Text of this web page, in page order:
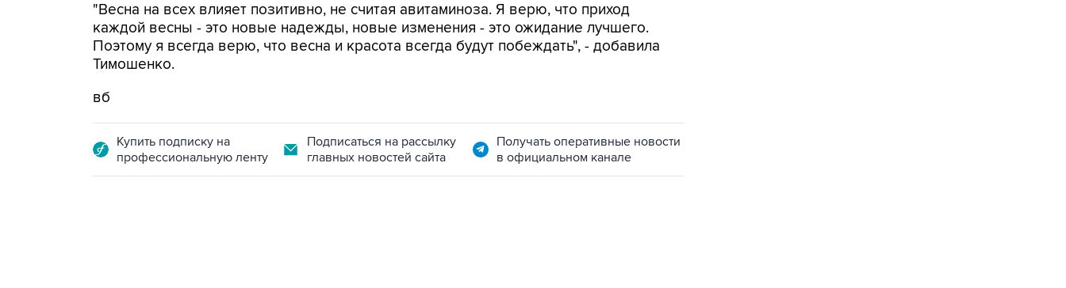
"Весна на всех влияет позитивно, не считая авитаминоза. Я верю, что приход
каждой весны - это новые надежды, новые изменения - это ожидание лучшего.
Поэтому я всегда верю, что весна и красота всегда будут побеждать", - добавила
Тимошенко.
вб
Купить подписку на
профессиональную ленту
Подписаться на рассылку
главных новостей сайта
Получать оперативные новости
в официальном канале